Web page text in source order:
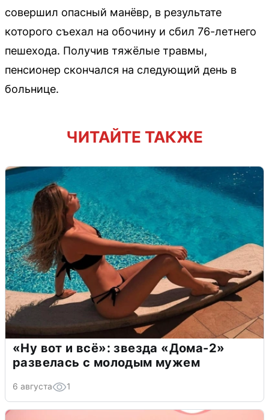
совершил опасный манёвр, в результате
которого съехал на обочину и сбил 76-летнего
пешехода. Получив тяжёлые травмы,
пенсионер скончался на следующий день в
больнице.
ЧИТАЙТЕ ТАКЖЕ
«Ну вот и всё»: звезда «Дома-2»
развелась с молодым мужем
6 августа 1